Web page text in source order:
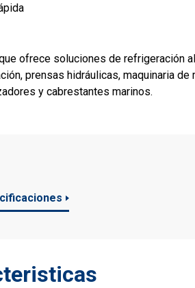
ofrece soluciones de refrigeración
prensas hidráulicas, maquinaria
y cabrestantes marinos.